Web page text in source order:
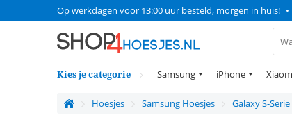
Op werkdagen voor 13:00 uur besteld, morgen in huis! •
Kies je categorie Samsung iPhone
Hoesjes Samsung Hoesjes Galaxy S-Serie